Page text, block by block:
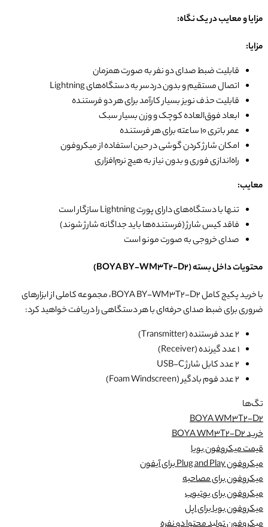
مزایا و معایب در یک نگاه:
مزایا:
قابلیت ضبط صدای دو نفر به صورت همزمان
اتصال مستقیم و بدون دردسر به دستگاه‌های Lightning
قابلیت حذف نویز بسیار کارآمد برای هر دو فرستنده
ابعاد فوق‌العاده کوچک و وزن بسیار سبک
عمر باتری ۱۰ ساعته برای هر فرستنده
امکان شارژ کردن گوشی در حین استفاده از میکروفون
راه‌اندازی فوری و بدون نیاز به هیچ نرم‌افزاری
معایب:
تنها با دستگاه‌های دارای پورت Lightning سازگار است
فاقد کیس شارژ (فرستنده‌ها باید جداگانه شارژ شوند)
صدای خروجی به صورت مونو است
محتویات داخل بسته (BOYA BY-WM3T2-D2)
با خرید پکیج کامل BOYA BY-WM3T2-D2، مجموعه کاملی از ابزارهای
ضروری برای ضبط صدای حرفه‌ای با هر دستگاهی را دریافت خواهید کرد:
2 عدد فرستنده (Transmitter)
۱ عدد گیرنده (Receiver)
2 عدد کابل شارژ USB-C
2 عدد فوم بادگیر (Foam Windscreen)
تگ‌ها
BOYA WM3T2-D2
خرید BOYA WM3T2-D2
قیمت میکروفون بویا
میکروفون Plug and Play برای آیفون
میکروفون برای مصاحبه
میکروفون برای یوتیوب
میکروفون بویا برای اپل